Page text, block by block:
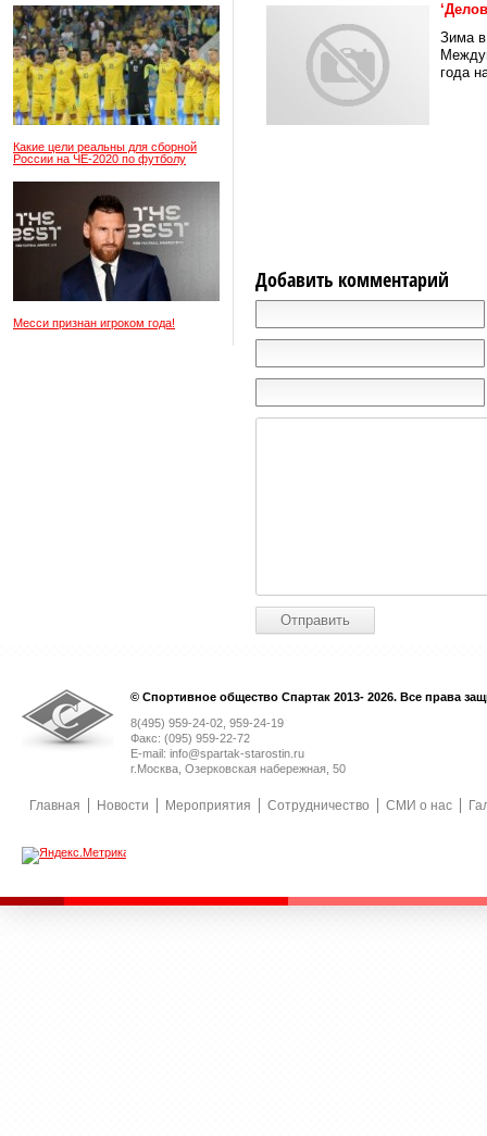
Какие цели реальны для сборной
России на ЧЕ-2020 по футболу
Месси признан игроком года!
Зима в
года
Добавить комментарий
© Спортивное общество Спартак 2013- 2026. Все права
8(495) 959-24-02, 959-24-19
Факс: (095) 959-22-72
E-mail: info@spartak-starostin.ru
г.Москва, Озерковская набережная, 50
Главная Новости Мероприятия Сотрудничество СМИ о нас